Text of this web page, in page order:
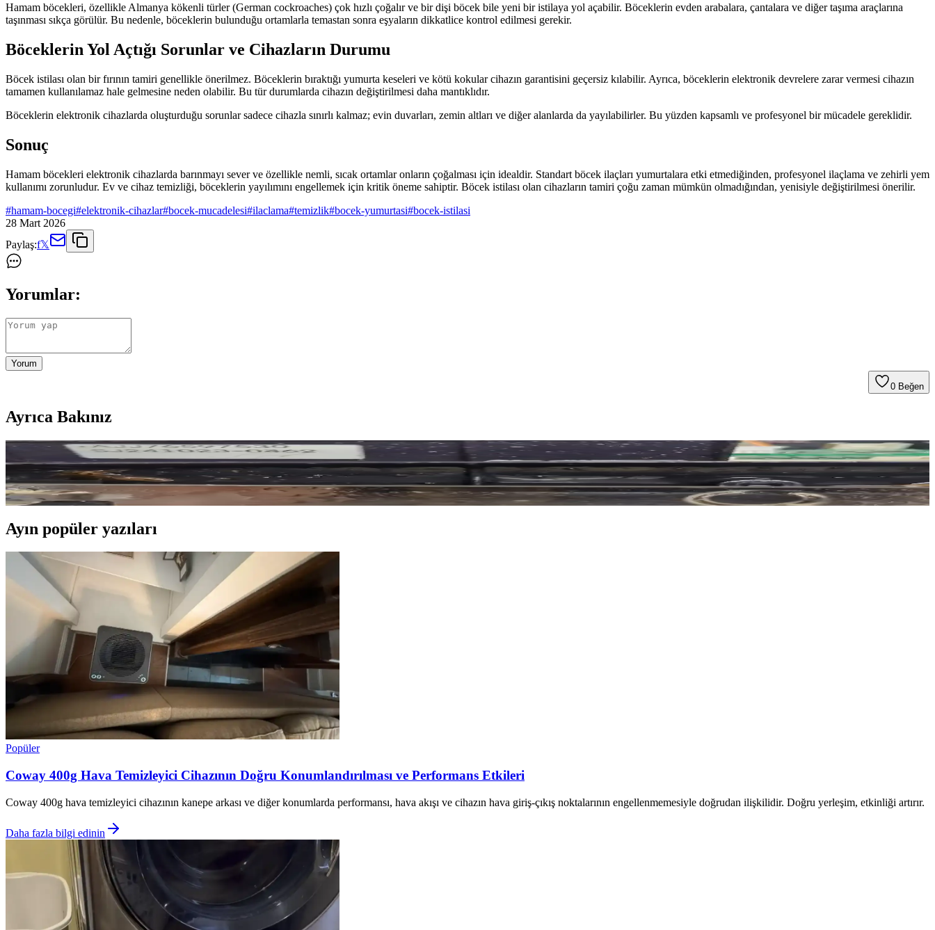
Hamam böcekleri, özellikle Almanya kökenli türler (German cockroaches) çok hızlı çoğalır ve bir dişi böcek bile yeni bir istilaya yol açabilir. Böceklerin evden arabalara, çantalara ve diğer taşıma araçlarına
taşınması sıkça görülür. Bu nedenle, böceklerin bulunduğu ortamlarla temastan sonra eşyaların dikkatlice kontrol edilmesi gerekir.
Böceklerin Yol Açtığı Sorunlar ve Cihazların Durumu
Böcek istilası olan bir fırının tamiri genellikle önerilmez. Böceklerin bıraktığı yumurta keseleri ve kötü kokular cihazın garantisini geçersiz kılabilir. Ayrıca, böceklerin elektronik devrelere zarar vermesi cihazın
tamamen kullanılamaz hale gelmesine neden olabilir. Bu tür durumlarda cihazın değiştirilmesi daha mantıklıdır.
Böceklerin elektronik cihazlarda oluşturduğu sorunlar sadece cihazla sınırlı kalmaz; evin duvarları, zemin altları ve diğer alanlarda da yayılabilirler. Bu yüzden kapsamlı ve profesyonel bir mücadele gereklidir.
Sonuç
Hamam böcekleri elektronik cihazlarda barınmayı sever ve özellikle nemli, sıcak ortamlar onların çoğalması için idealdir. Standart böcek ilaçları yumurtalara etki etmediğinden, profesyonel ilaçlama ve zehirli yem
kullanımı zorunludur. Ev ve cihaz temizliği, böceklerin yayılımını engellemek için kritik öneme sahiptir. Böcek istilası olan cihazların tamiri çoğu zaman mümkün olmadığından, yenisiyle değiştirilmesi önerilir.
#hamam-bocegi#elektronik-cihazlar#bocek-mucadelesi#ilaclama#temizlik#bocek-yumurtasi#bocek-istilasi
28 Mart 2026
Paylaş:f𝕏
Yorumlar:
Yorum
0 Beğen
Ayrıca Bakınız
LG Fırınlarında Hamam Böcekleri: Elektronik Cihazlarda İstila ve Mücadele Yöntemleri
Hamam böcekleri LG fırınlarda barınarak cihazların işlevini ve sağlığı tehdit eder. Yumurtalarına karşı dirençli olan bu böceklerle mücadelede profesyonel ilaçlama ve temizlik önemlidir.
Ayın popüler yazıları
Popüler
Coway 400g Hava Temizleyici Cihazının Doğru Konumlandırılması ve Performans Etkileri
Coway 400g hava temizleyici cihazının kanepe arkası ve diğer konumlarda performansı, hava akışı ve cihazın hava giriş-çıkış noktalarının engellenmemesiyle doğrudan ilişkilidir. Doğru yerleşim, etkinliği artırır.
Daha fazla bilgi edinin